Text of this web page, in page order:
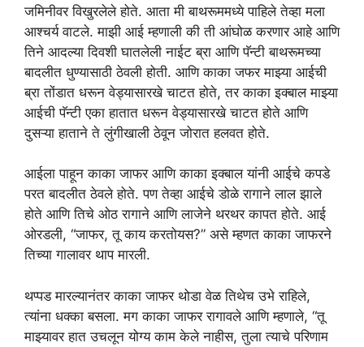
जमिनीवर विखुरलेले होते. आता मी बाथरूममध्ये पाहिले तेव्हा मला
आश्चर्य वाटले. माझी आई म्हणाली की ती आंघोळ करणार आहे आणि
तिने आदल्या दिवशी घातलेली नाईट ब्रा आणि पॅन्टी बाथरूमच्या
बादलीत धुण्यासाठी ठेवली होती. आणि काका जफर माझ्या आईची
ब्रा तोंडात धरून वेड्यासारखे चाटत होते, तर काका इक्बाल माझ्या
आईची पॅन्टी एका हातात धरून वेड्यासारखे चाटत होते आणि
दुसऱ्या हाताने ते लुंगीखाली ठेवून जोरात हलवत होते.
आईला पाहून काका जाफर आणि काका इक्बाल यांनी आईचे कपडे
परत बादलीत ठेवले होते. पण तेव्हा आईचे डोळे रागाने लाल झाले
होते आणि तिचे ओठ रागाने आणि लाजेने थरथर कापत होते. आई
ओरडली, “जाफर, तू काय करतोयस?” असे म्हणत काका जाफरने
तिच्या गालावर थाप मारली.
थप्पड मारल्यानंतर काका जाफर थोडा वेळ तिथेच उभे राहिले,
त्यांना धक्का बसला. मग काका जाफर रागावले आणि म्हणाले, “तू
माझ्यावर हात उचलून योग्य काम केले नाहीस, तुला त्याचे परिणाम